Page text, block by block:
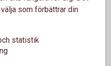
som förbättrar din
statistik